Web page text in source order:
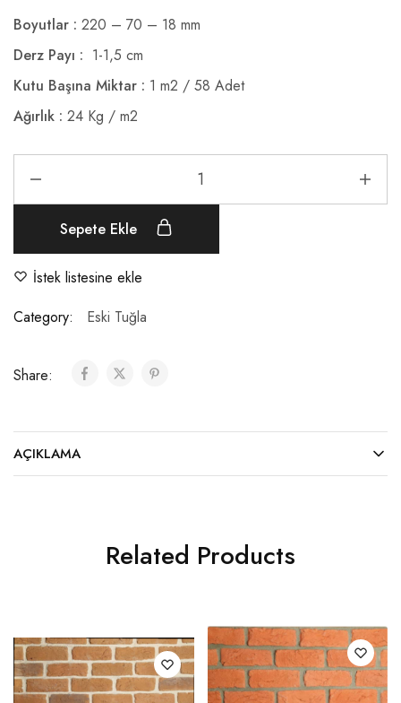
Boyutlar : 220 – 70 – 18 mm
Derz Payı : 1-1,5 cm
Kutu Başına Miktar : 1 m2 / 58 Adet
Ağırlık : 24 Kg / m2
Sepete Ekle
İstek listesine ekle
Category:
Eski Tuğla
Share:
AÇIKLAMA
Related Products